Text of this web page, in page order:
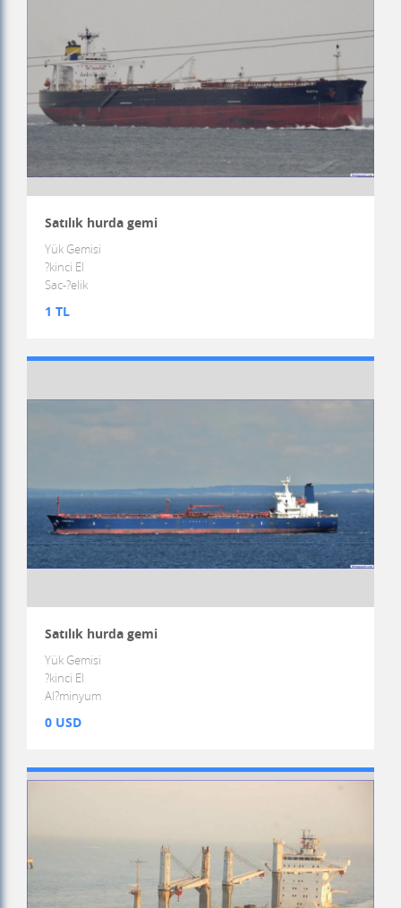
Satılık hurda gemi
Yük Gemisi
?kinci El
Sac-?elik
1 TL
Satılık hurda gemi
Yük Gemisi
?kinci El
Al?minyum
0 USD